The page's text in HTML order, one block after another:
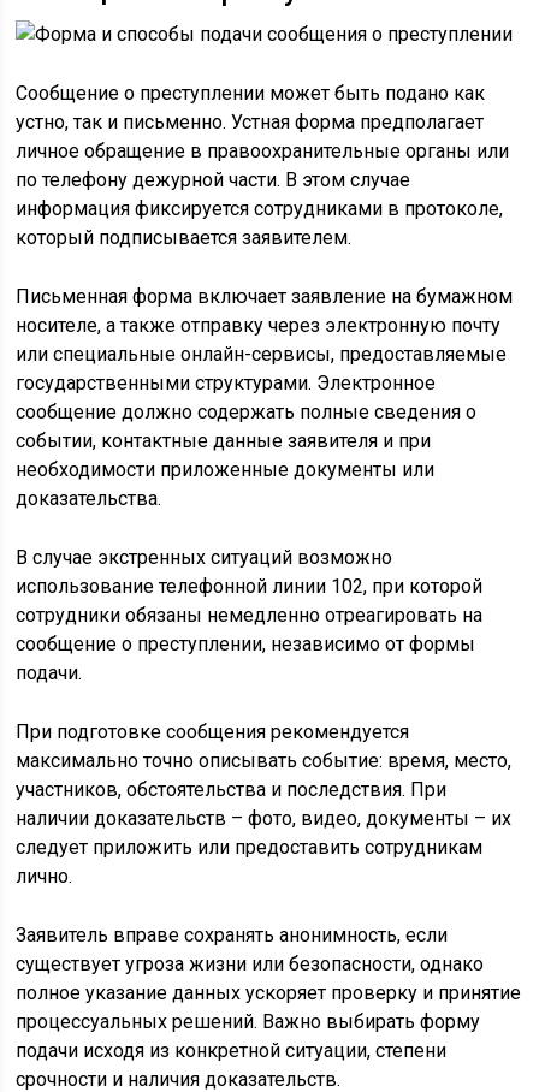
Сообщение о преступлении может быть подано как
устно, так и письменно. Устная форма предполагает
личное обращение в правоохранительные органы или
по телефону дежурной части. В этом случае
информация фиксируется сотрудниками в протоколе,
который подписывается заявителем.
Письменная форма включает заявление на бумажном
носителе, а также отправку через электронную почту
или специальные онлайн-сервисы, предоставляемые
государственными структурами. Электронное
сообщение должно содержать полные сведения о
событии, контактные данные заявителя и при
необходимости приложенные документы или
доказательства.
В случае экстренных ситуаций возможно
использование телефонной линии 102, при которой
сотрудники обязаны немедленно отреагировать на
сообщение о преступлении, независимо от формы
подачи.
При подготовке сообщения рекомендуется
максимально точно описывать событие: время, место,
участников, обстоятельства и последствия. При
наличии доказательств – фото, видео, документы – их
следует приложить или предоставить сотрудникам
лично.
Заявитель вправе сохранять анонимность, если
существует угроза жизни или безопасности, однако
полное указание данных ускоряет проверку и принятие
процессуальных решений. Важно выбирать форму
подачи исходя из конкретной ситуации, степени
срочности и наличия доказательств.